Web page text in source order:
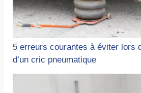
5 erreurs courantes à éviter lors
d’un cric pneumatique